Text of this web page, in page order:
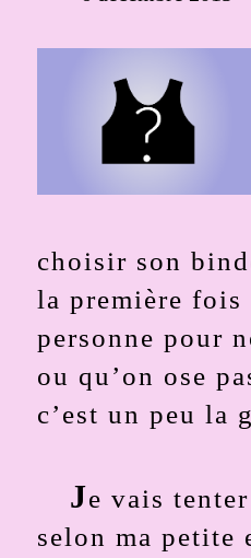
choisir son
la première fois
personne pour
ou qu’on ose
c’est un peu la
Je vais
selon ma petite